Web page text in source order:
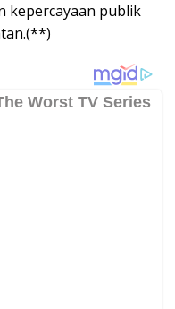
kepercayaan publik